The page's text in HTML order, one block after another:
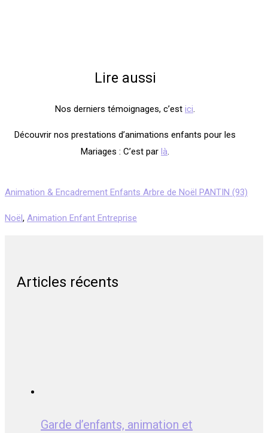
Lire aussi
Nos derniers témoignages, c’est ici.
Découvrir nos prestations d’animations enfants pour les
Mariages : C’est par là.
Animation & Encadrement Enfants Arbre de Noël PANTIN (93)
Noël, Animation Enfant Entreprise
Articles récents
Garde d’enfants, animation et